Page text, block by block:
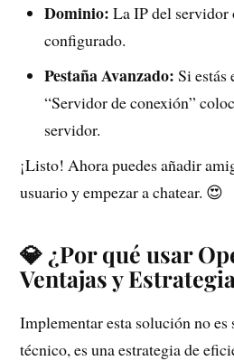
Dominio: La IP del
configurado.
Pestaña Avanzado: Si estás
“Servidor de conexión”
servidor.
¡Listo! Ahora puedes añadir
usuario y empezar a chatear. 😍
💎 ¿Por qué usar
Ventajas y
Implementar esta solución no
técnico, es una estrategia de